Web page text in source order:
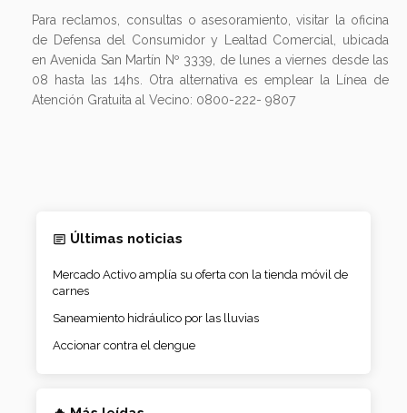
Para reclamos, consultas o asesoramiento, visitar la oficina
de Defensa del Consumidor y Lealtad Comercial, ubicada
en Avenida San Martín Nº 3339, de lunes a viernes desde las
08 hasta las 14hs. Otra alternativa es emplear la Línea de
Atención Gratuita al Vecino: 0800-222- 9807
Últimas noticias
Mercado Activo amplía su oferta con la tienda móvil de
carnes
Saneamiento hidráulico por las lluvias
Accionar contra el dengue